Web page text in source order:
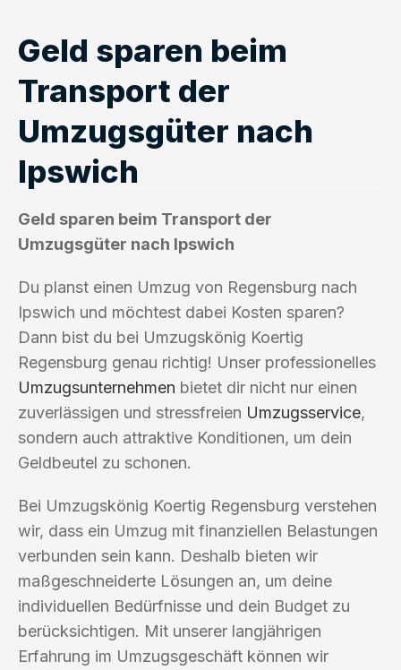
Geld sparen beim
Transport der
Umzugsgüter nach
Ipswich
Geld sparen beim Transport der
Umzugsgüter nach Ipswich
Du planst einen Umzug von Regensburg nach
Ipswich und möchtest dabei Kosten sparen?
Dann bist du bei Umzugskönig Koertig
Regensburg genau richtig! Unser professionelles
Umzugsunternehmen bietet dir nicht nur einen
zuverlässigen und stressfreien Umzugsservice,
sondern auch attraktive Konditionen, um dein
Geldbeutel zu schonen.
Bei Umzugskönig Koertig Regensburg verstehen
wir, dass ein Umzug mit finanziellen Belastungen
verbunden sein kann. Deshalb bieten wir
maßgeschneiderte Lösungen an, um deine
individuellen Bedürfnisse und dein Budget zu
berücksichtigen. Mit unserer langjährigen
Erfahrung im Umzugsgeschäft können wir